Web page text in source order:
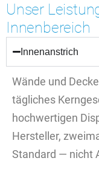
Unser
Innenbereich
Innenanstrich
Wände und
tägliches
hochwertigen
Hersteller,
Standard — nicht